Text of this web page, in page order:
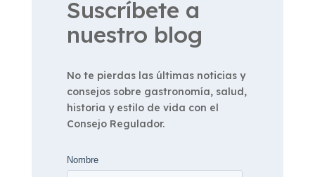
Suscríbete a
nuestro blog
No te pierdas las últimas noticias y
consejos sobre gastronomía, salud,
historia y estilo de vida con el
Consejo Regulador.